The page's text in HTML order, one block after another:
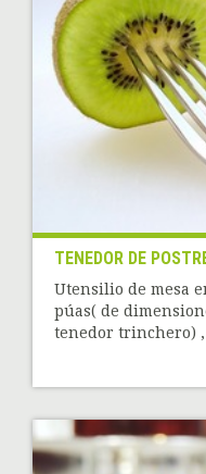
TENEDOR DE
Utensilio de mesa
púas( de
tenedor trinchero) ,